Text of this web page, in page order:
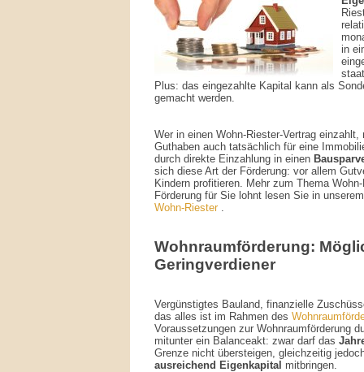
in
Plus: das eingezahlte Kapital kann als
gemacht werden.
Wer in einen Wohn-Riester-Vertrag
Guthaben auch tatsächlich für eine
durch direkte Einzahlung in einen
sich diese Art der Förderung: vor allem
Kindern profitieren. Mehr zum Thema
Förderung für Sie lohnt lesen Sie in
Wohn-Riester .
Wohnraumförderung:
Geringverdiener
Vergünstigtes Bauland, finanzielle
das alles ist im Rahmen des
Voraussetzungen zur Wohnraumförderung
mitunter ein Balanceakt: zwar darf das
Grenze nicht übersteigen, gleichzeitig
ausreichend Eigenkapital mitbringen.